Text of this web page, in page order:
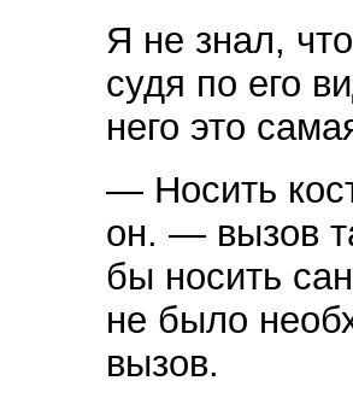
Я не знал,
судя по его
него это
— Носить
он. — вызов
бы носить
не было
вызов.